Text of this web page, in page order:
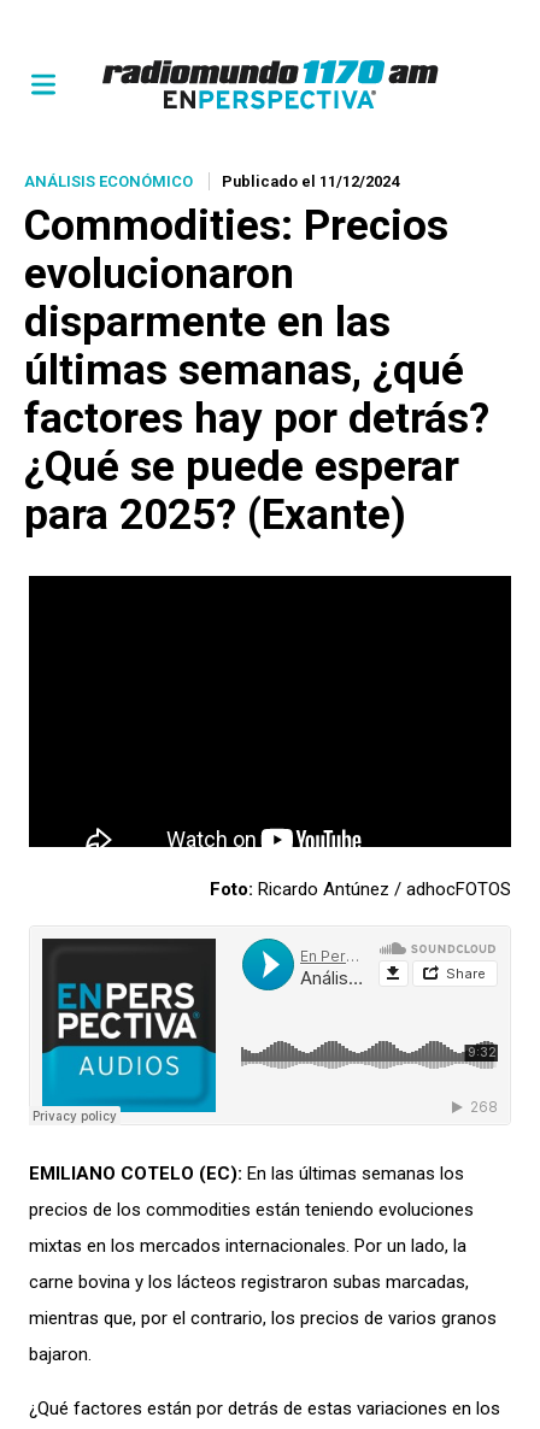
ANÁLISIS ECONÓMICO Publicado el 11/12/2024
Commodities: Precios
evolucionaron
disparmente en las
últimas semanas, ¿qué
factores hay por detrás?
¿Qué se puede esperar
para 2025? (Exante)
Foto: Ricardo Antúnez / adhocFOTOS
EMILIANO COTELO (EC): En las últimas semanas los
precios de los commodities están teniendo evoluciones
mixtas en los mercados internacionales. Por un lado, la
carne bovina y los lácteos registraron subas marcadas,
mientras que, por el contrario, los precios de varios granos
bajaron.
¿Qué factores están por detrás de estas variaciones en los